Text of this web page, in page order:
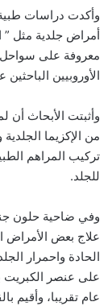
وأكدت دراسات طبية
أمراض جلدية مثل ”
معروفة على سواحل
الأوروبيين
وأثبتت الأبحاث أن
من الإكزيما
تركيب المراهم
للجلد.
وفي ضاحية حلون
علاج بعض الأمراض
الحادة واحمرار
على عنصر الكبريت
عام تقريبا، وأقيم